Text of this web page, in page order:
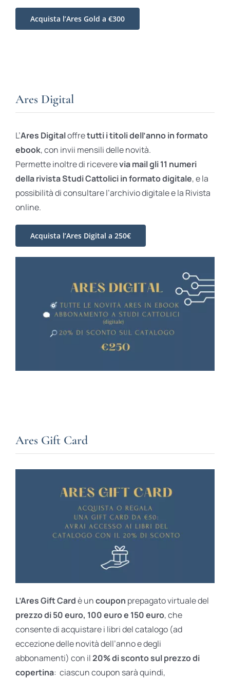
Acquista l’Ares Gold a €300
Ares Digital
L’Ares Digitaloffretutti i titoli dell’anno in formato
ebook, con invii mensili delle novità.
Permette inoltre di riceverevia mail gli 11 numeri
della rivista Studi Cattolici in formato digitale, e la
possibilità di consultare l’archivio digitale e la Rivista
online.
Acquista l’Ares Digital a 250€
Ares Gift Card
L’Ares Gift Cardè uncoupon prepagato virtuale del
prezzo di 50 euro, 100 euro e 150 euro, che
consente di acquistare i libri del catalogo (ad
eccezione delle novità dell’anno e degli
abbonamenti) con il20% di sconto sul prezzo di
copertina: ciascun coupon sarà quindi,